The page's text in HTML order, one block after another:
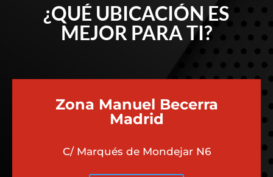
¿QUÉ UBICACIÓN ES
MEJOR PARA TI?
Zona Manuel Becerra
Madrid
C/ Marqués de Mondejar N6